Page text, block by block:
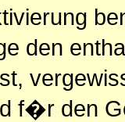
den
f�r den